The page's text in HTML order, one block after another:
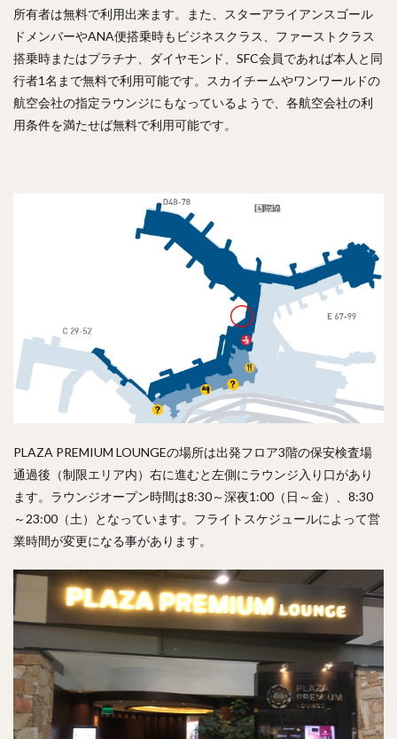
所有者は無料で利用出来ます。また、スターアライアンスゴール
ドメンバーやANA便搭乗時もビジネスクラス、ファーストクラス
搭乗時またはプラチナ、ダイヤモンド、SFC会員であれば本人と同
行者1名まで無料で利用可能です。スカイチームやワンワールドの
航空会社の指定ラウンジにもなっているようで、各航空会社の利
用条件を満たせば無料で利用可能です。
PLAZA PREMIUM LOUNGEの場所は出発フロア3階の保安検査場
通過後（制限エリア内）右に進むと左側にラウンジ入り口があり
ます。ラウンジオープン時間は8:30～深夜1:00（日～金）、8:30
～23:00（土）となっています。フライトスケジュールによって営
業時間が変更になる事があります。